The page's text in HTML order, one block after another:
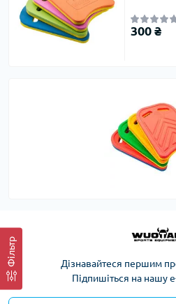
Фільтр
300 ₴
Дізнавайтеся першим
Підпишіться на нашу